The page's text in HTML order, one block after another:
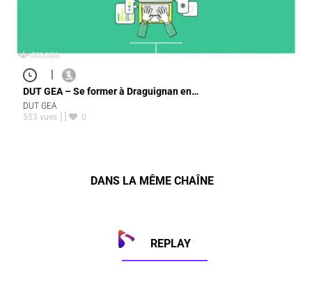
|
DUT GEA – Se former à Draguignan en…
DUT GEA
553 vues
0
DANS LA MÊME CHAÎNE
REPLAY